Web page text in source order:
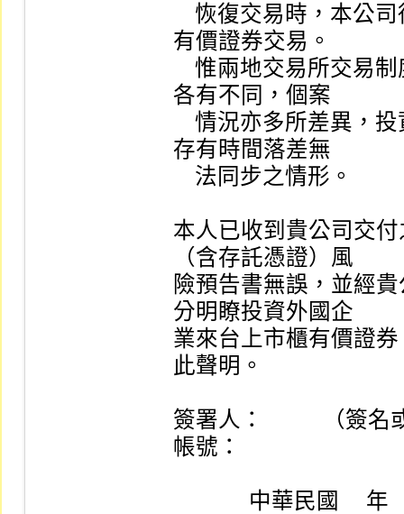
有價證券交易。
各有不同，個案
存有時間落差無
本人已收到貴公司交
（含存託憑證）風
險預告書無誤，並經
分明瞭投資外國企
業來台上市櫃有價證
此聲明。
簽署人：           （簽名
帳號：
中華民國